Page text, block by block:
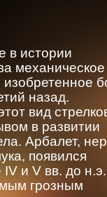
в истории
механическое
изобретенное
назад.
вид
в развитии
Арбалет,
появился
и V вв. до
грозным